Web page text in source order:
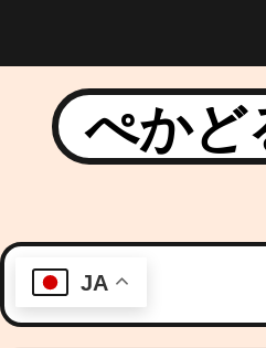
ぺかど
JA